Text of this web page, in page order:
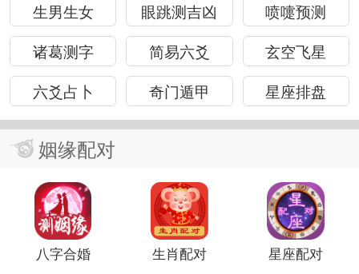
生男生女 眼跳测吉凶
喷嚏预测
诸葛测字
简易六爻
玄空飞星
六爻占卜
奇门遁甲 星座排盘
姻缘配对
八字合婚 生肖配对 星座配对